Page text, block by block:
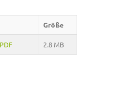
Größe
2.8 MB